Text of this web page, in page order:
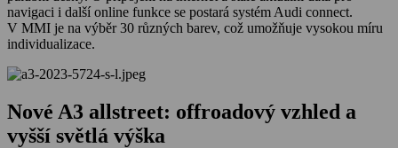
navigaci i další online funkce se postará systém Audi connect.
V MMI je na výběr 30 různých barev, což umožňuje vysokou míru
individualizace.
Nové A3 allstreet: offroadový vzhled a
vyšší světlá výška